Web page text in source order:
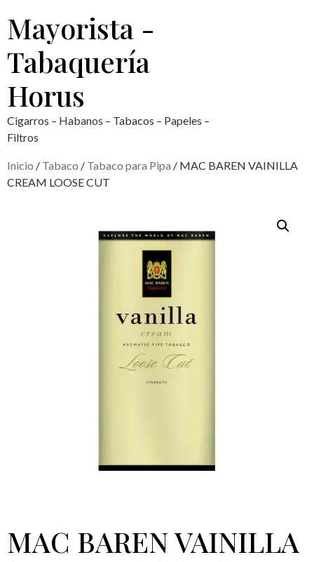
Mayorista -
Tabaquería
Horus
Cigarros – Habanos – Tabacos – Papeles –
Filtros
Inicio / Tabaco / Tabaco para Pipa / MAC BAREN VAINILLA
CREAM LOOSE CUT
MAC BAREN VAINILLA